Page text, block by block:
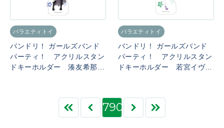
バラエティトイ
バンドリ！ ガールズバンド
パーティ！ アクリルスタン
ドキーホルダー 湊友希那
バラエティトイ
バンドリ！ ガールズバンド
パーティ！ アクリルスタン
ドキーホルダー 若宮イヴ
790